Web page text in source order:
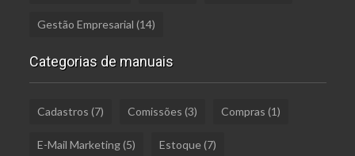
Gestão Empresarial (14)
Categorias de manuais
Cadastros (7) Comissões (3) Compras (1)
E-Mail Marketing(5) Estoque(7)